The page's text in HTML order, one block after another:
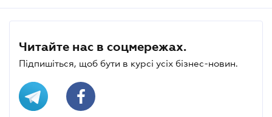
Читайте нас в соцмережах.
Підпишіться, щоб бути в курсі усіх бізнес-новин.